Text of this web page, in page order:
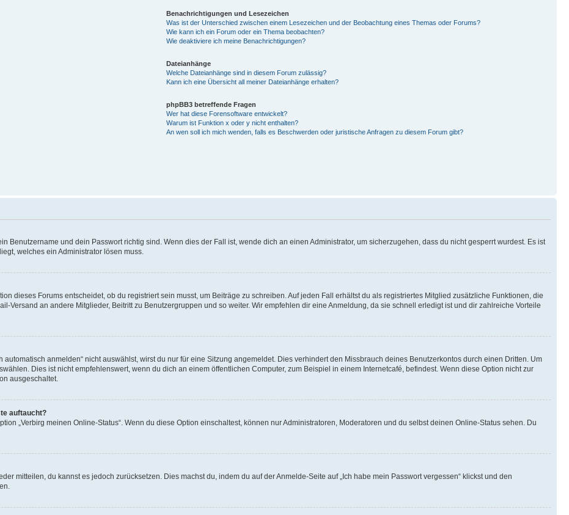
Benachrichtigungen und Lesezeichen
Was ist der Unterschied zwischen einem Lesezeichen und der Beobachtung eines Themas oder Forums?
Wie kann ich ein Forum oder ein Thema beobachten?
Wie deaktiviere ich meine Benachrichtigungen?
Dateianhänge
Welche Dateianhänge sind in diesem Forum zulässig?
Kann ich eine Übersicht all meiner Dateianhänge erhalten?
phpBB3 betreffende Fragen
Wer hat diese Forensoftware entwickelt?
Warum ist Funktion x oder y nicht enthalten?
An wen soll ich mich wenden, falls es Beschwerden oder juristische Anfragen zu diesem Forum gibt?
Benutzername und dein Passwort richtig sind. Wenn dies der Fall ist, wende dich an einen Administrator, um sicherzugehen, dass du nicht gesperrt wurdest. Es ist
welches ein Administrator lösen muss.
dieses Forums entscheidet, ob du registriert sein musst, um Beiträge zu schreiben. Auf jeden Fall erhältst du als registriertes Mitglied zusätzliche Funktionen, die
Versand an andere Mitglieder, Beitritt zu Benutzergruppen und so weiter. Wir empfehlen dir eine Anmeldung, da sie schnell erledigt ist und dir zahlreiche Vorteile
anmelden“ nicht auswählst, wirst du nur für eine Sitzung angemeldet. Dies verhindert den Missbrauch deines Benutzerkontos durch einen Dritten. Um
Dies ist nicht empfehlenswert, wenn du dich an einem öffentlichen Computer, zum Beispiel in einem Internetcafé, befindest. Wenn diese Option nicht zur
ausgeschaltet.
auftaucht?
„Verbirg meinen Online-Status“. Wenn du diese Option einschaltest, können nur Administratoren, Moderatoren und du selbst deinen Online-Status sehen. Du
mitteilen, du kannst es jedoch zurücksetzen. Dies machst du, indem du auf der Anmelde-Seite auf „Ich habe mein Passwort vergessen“ klickst und den